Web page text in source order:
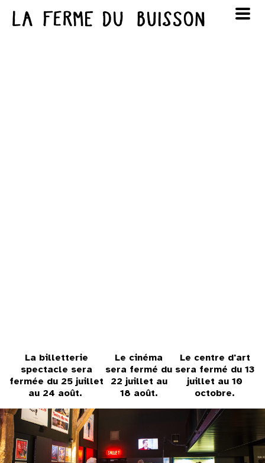
La billetterie
spectacle sera
fermée du 25 juillet
au 24 août.
Le cinéma
sera fermé du
22 juillet au
18 août.
Le centre d'art
sera fermé du 13
juillet au 10
octobre.
voir le programme cinéma
au cinéma